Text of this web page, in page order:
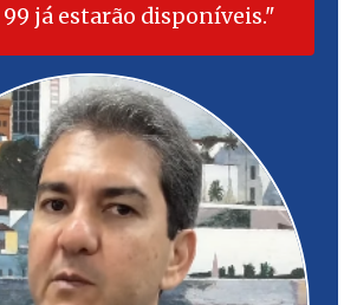
já estarão disponíveis.